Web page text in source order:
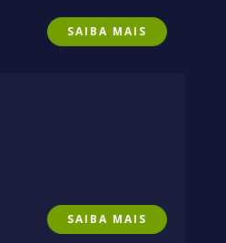
SAIBA MAIS
SAIBA MAIS